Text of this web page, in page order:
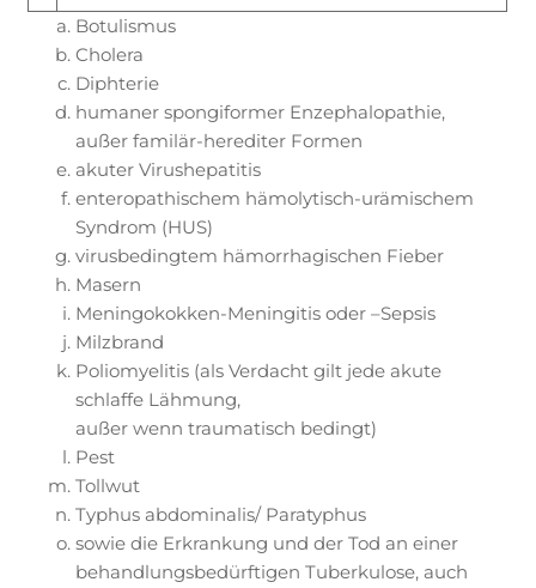
Botulismus
Cholera
Diphterie
humaner spongiformer Enzephalopathie,
außer familär-herediter Formen
akuter Virushepatitis
enteropathischem hämolytisch-urämischem
Syndrom (HUS)
virusbedingtem hämorrhagischen Fieber
Masern
Meningokokken-Meningitis oder –Sepsis
Milzbrand
Poliomyelitis (als Verdacht gilt jede akute
schlaffe Lähmung,
außer wenn traumatisch bedingt)
Pest
Tollwut
Typhus abdominalis/ Paratyphus
sowie die Erkrankung und der Tod an einer
behandlungsbedürftigen Tuberkulose, auch